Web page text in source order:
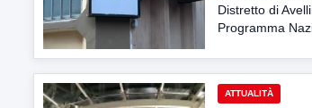
Distretto di
Programma
ATTUALITÀ